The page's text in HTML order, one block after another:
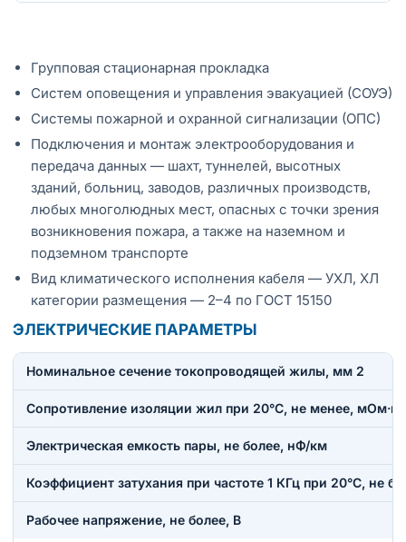
Групповая стационарная прокладка
Систем оповещения и управления эвакуацией (СОУЭ)
Системы пожарной и охранной сигнализации (ОПС)
Подключения и монтаж электрооборудования и
передача данных — шахт, туннелей, высотных
зданий, больниц, заводов, различных производств,
любых многолюдных мест, опасных с точки зрения
возникновения пожара, а также на наземном и
подземном транспорте
Вид климатического исполнения кабеля — УХЛ, ХЛ
категории размещения — 2–4 по ГОСТ 15150
ЭЛЕКТРИЧЕСКИЕ ПАРАМЕТРЫ
Номинальное сечение токопроводящей жилы, мм 2
Сопротивление изоляции жил при 20°С, не менее,
Электрическая емкость пары, не более, нФ/км
Коэффициент затухания при частоте 1 КГц при 20°С, не
Рабочее напряжение, не более, В